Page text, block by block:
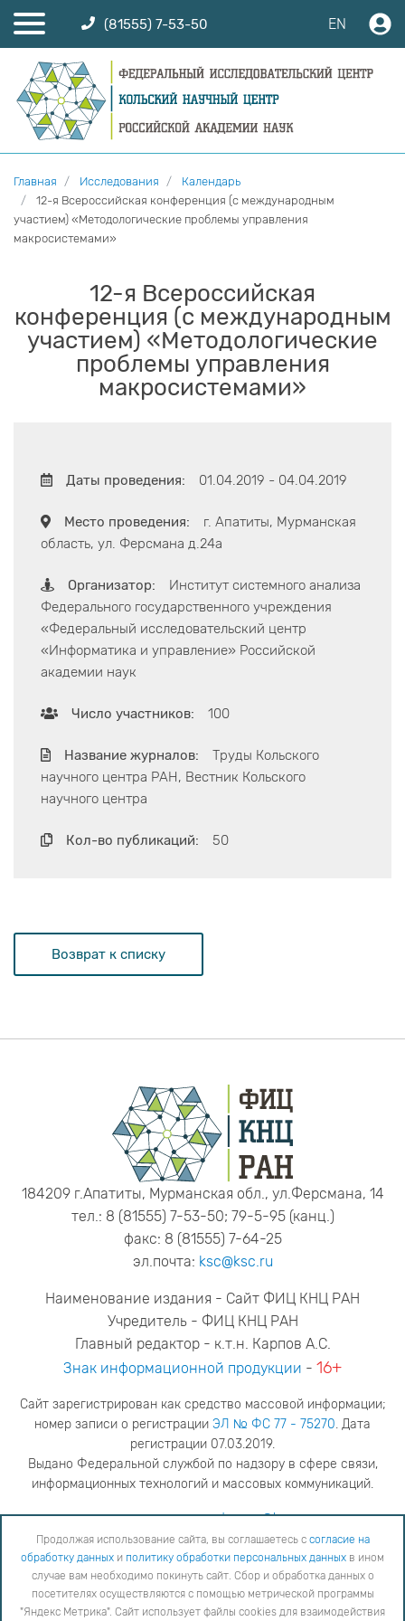
(81555) 7-53-50 EN
Главная Исследования
Календарь
12-я Всероссийская конференция (c международным
участием) «Методологические проблемы управления
макросистемами»
12-я Всероссийская
конференция (c международным
участием) «Методологические
проблемы управления
макросистемами»
Даты проведения: 01.04.2019 - 04.04.2019
Место проведения:
г. Апатиты, Мурманская
область, ул. Ферсмана д.24а
Организатор:
Институт системного анализа
Федерального государственного учреждения
«Федеральный исследовательский центр
«Информатика и управление» Российской
академии наук
Число участников: 100
Название журналов:
Труды Кольского
научного центра РАН, Вестник Кольского
научного центра
Кол-во публикаций: 50
Возврат к списку
184209 г.Апатиты, Мурманская обл., ул.Ферсмана, 14
тел.: 8 (81555) 7-53-50; 79-5-95 (канц.)
факс: 8 (81555) 7-64-25
эл.почта: ksc@ksc.ru
Наименование издания - Сайт ФИЦ КНЦ РАН
Учредитель - ФИЦ КНЦ РАН
Главный редактор - к.т.н. Карпов А.С.
Знак информационной продукции - 16+
Сайт зарегистрирован как средство массовой информации;
номер записи о регистрации ЭЛ № ФС 77 - 75270. Дата
регистрации 07.03.2019.
Выдано Федеральной службой по надзору в сфере связи,
информационных технологий и массовых коммуникаций.
адрес редакцииya.stogova@ksc.ru
телефон редакции81555-79-516
Продолжая использование сайта, вы соглашаетесь с согласие на обработку данных
обработки персональных данных
в ином случае вам необходимо покинуть сайт. Сбор и обработка
данных о посетителях осуществляются с помощью метрической программы "Яндекс Метрика".
Сайт использует файлы cookies для взаимодействия с вами. Вы можете согласиться на
Продолжая использование сайта, вы соглашаетесь с согласие на
обработку данных и политику обработки персональных данных в ином
случае вам необходимо покинуть сайт. Сбор и обработка данных о
посетителях осуществляются с помощью метрической программы
"Яндекс Метрика". Сайт использует файлы cookies для взаимодействия